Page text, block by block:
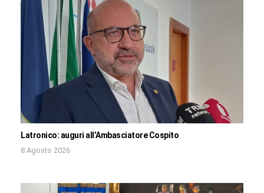
Latronico: auguri all’Ambasciatore Cospito
8 Agosto 2026